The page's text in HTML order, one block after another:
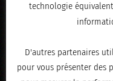
ÉCRIT LENOVEMBRE
technologie
D'autres partenaires
pour vous présenter des